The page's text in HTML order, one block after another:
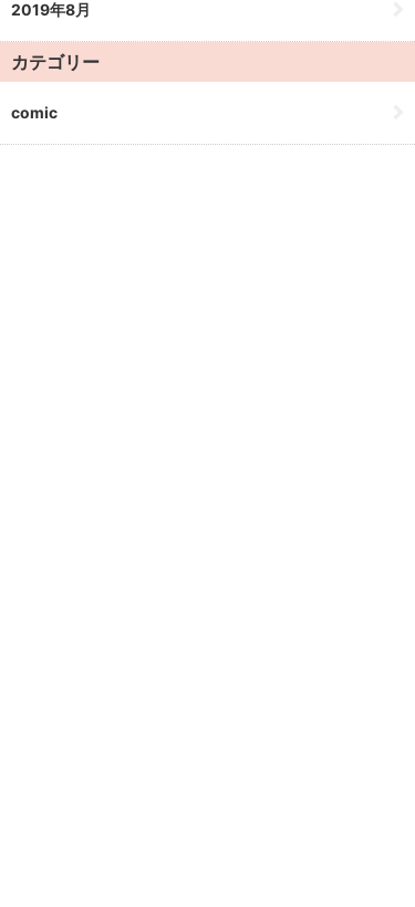
2019年8月
カテゴリー
comic